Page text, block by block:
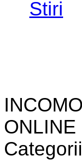
ONLINE
Categorii